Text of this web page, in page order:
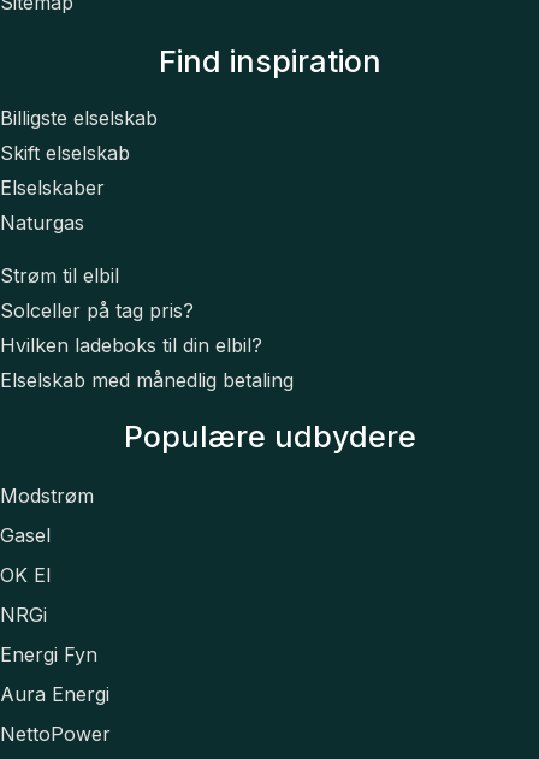
Find inspiration
Billigste elselskab
Skift elselskab
Elselskaber
Naturgas
Strøm til elbil
Solceller på tag pris?
Hvilken ladeboks til din elbil?
Elselskab med månedlig betaling
Populære udbydere
Modstrøm
Gasel
OK El
NRGi
Energi Fyn
Aura Energi
NettoPower